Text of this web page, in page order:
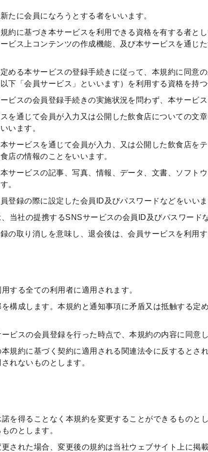
たに会員になろうとする者をいいます。
規約に基づき本サービスを利用できる資格を有する者と
ビス上コンテンツの作成機能、及び本サービスを通じ
定める本サービスの登録手続きに従って、本規約に同意
下「会員サービス」といいます）を利用する資格を持
ビスの会員登録手続きの実施状況を問わず、本サービ
スを通じて会員が入力又は公開した飲食店についての文
います。
本サービスを通じて会員が入力、又は公開した飲食店を
店の情報のことをいいます。
本サービスの記事、写真、情報、データ、文書、ソフト
。
登録の際に設定した会員ID及びパスワードなどをいいま
、当社の提携するSNSサービスの会員ID及びパスワード
の取り消しを意味し、退会後は、会員サービスを利用
する全ての利用者に適用されます。
構成します。本規約と通知事項に矛盾又は抵触する定
ビスの会員登録を行った時点で、本規約の内容に同意
規約に基づく契約に適用される関連法令に反するとさ
れないものとします。
を得ることなく本規約を変更することができるものと
のとします。
された場合、変更後の規約は当社ウェブサイト上に掲